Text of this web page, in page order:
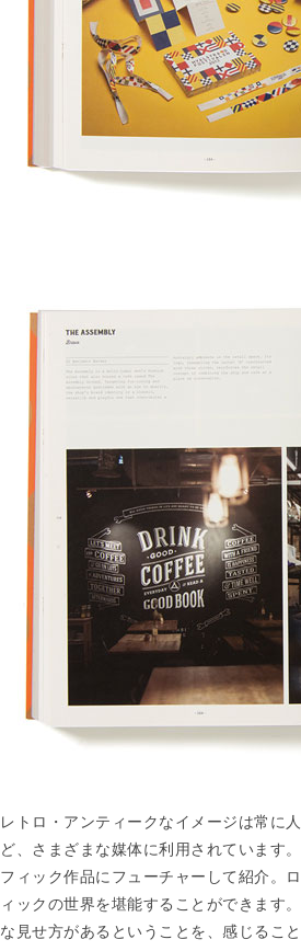
レトロ・アンティークなイメージは常に
ど、さまざまな媒体に利用されています
フィック作品にフューチャーして紹介。
ィックの世界を堪能することができます
な見せ方があるということを、感じるこ